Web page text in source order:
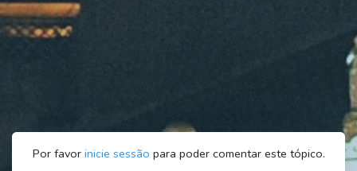
Por favor inicie sessão para poder comentar este tópico.